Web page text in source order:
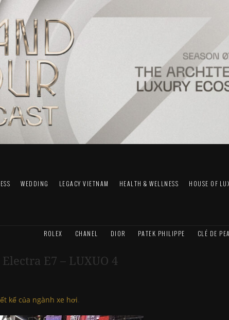
WEDDING LEGACY VIETNAM HEALTH & WELLNESS HOUSE OF
ROLEX CHANEL DIOR PATEK PHILIPPE CLÉ DE
E7 – LUXUO 4
kế của ngành xe hơi.